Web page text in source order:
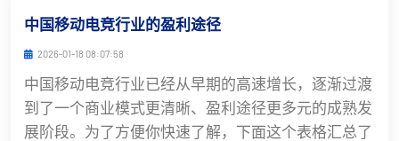
中国移动电竞行业的盈利途径
2026-01-18 08:07:58
中国移动电竞行业已经从早期的高速增长，逐渐过渡
到了一个商业模式更清晰、盈利途径更多元的成熟发
展阶段。为了方便你快速了解，下面这个表格汇总了